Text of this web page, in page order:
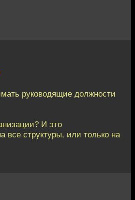
руководящие должности
И это
все структуры, или только на